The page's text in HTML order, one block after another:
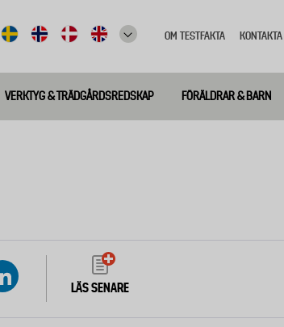
meny
OM TESTFAKTA
VERKTYG & TRÄDGÅRDSREDSKAP FÖRÄLDRAR & BARN
LÄS SENARE